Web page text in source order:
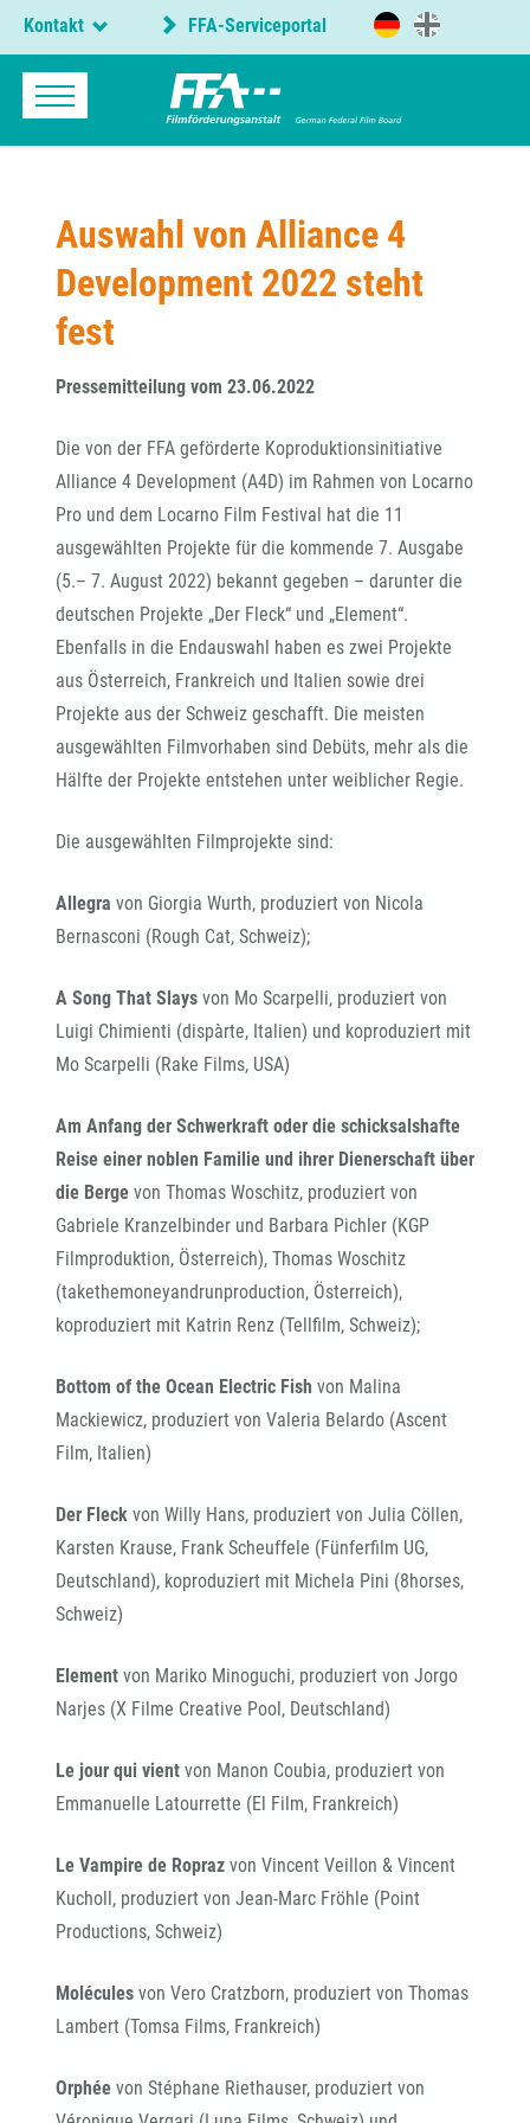
Kontakt FFA-Serviceportal
Auswahl von Alliance 4
Development 2022 steht
fest
Pressemitteilung vom 23.06.2022
Die von der FFA geförderte Koproduktionsinitiative
Alliance 4 Development (A4D) im Rahmen von Locarno
Pro und dem Locarno Film Festival hat die 11
ausgewählten Projekte für die kommende 7. Ausgabe
(5.– 7. August 2022) bekannt gegeben – darunter die
deutschen Projekte „Der Fleck“ und „Element“.
Ebenfalls in die Endauswahl haben es zwei Projekte
aus Österreich, Frankreich und Italien sowie drei
Projekte aus der Schweiz geschafft. Die meisten
ausgewählten Filmvorhaben sind Debüts, mehr als die
Hälfte der Projekte entstehen unter weiblicher Regie.
Die ausgewählten Filmprojekte sind:
Allegra von Giorgia Wurth, produziert von Nicola
Bernasconi (Rough Cat, Schweiz);
A Song That Slays von Mo Scarpelli, produziert von
Luigi Chimienti (dispàrte, Italien) und koproduziert mit
Mo Scarpelli (Rake Films, USA)
Am Anfang der Schwerkraft oder die schicksalshafte
Reise einer noblen Familie und ihrer Dienerschaft über
die Berge von Thomas Woschitz, produziert von
Gabriele Kranzelbinder und Barbara Pichler (KGP
Filmproduktion, Österreich), Thomas Woschitz
(takethemoneyandrunproduction, Österreich),
koproduziert mit Katrin Renz (Tellfilm, Schweiz);
Bottom of the Ocean Electric Fish von Malina
Mackiewicz, produziert von Valeria Belardo (Ascent
Film, Italien)
Der Fleck von Willy Hans, produziert von Julia Cöllen,
Karsten Krause, Frank Scheuffele (Fünferfilm UG,
Deutschland), koproduziert mit Michela Pini (8horses,
Schweiz)
Element von Mariko Minoguchi, produziert von Jorgo
Narjes (X Filme Creative Pool, Deutschland)
Le jour qui vient von Manon Coubia, produziert von
Emmanuelle Latourrette (El Film, Frankreich)
Le Vampire de Ropraz von Vincent Veillon & Vincent
Kucholl, produziert von Jean-Marc Fröhle (Point
Productions, Schweiz)
Molécules von Vero Cratzborn, produziert von Thomas
Lambert (Tomsa Films, Frankreich)
Orphée von Stéphane Riethauser, produziert von